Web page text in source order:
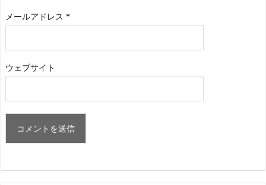
メールアドレス *
ウェブサイト